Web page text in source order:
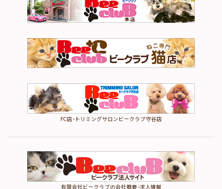
FC店･トリミングサロンビークラブ守谷店
有限会社ビークラブの会社概要･求人情報